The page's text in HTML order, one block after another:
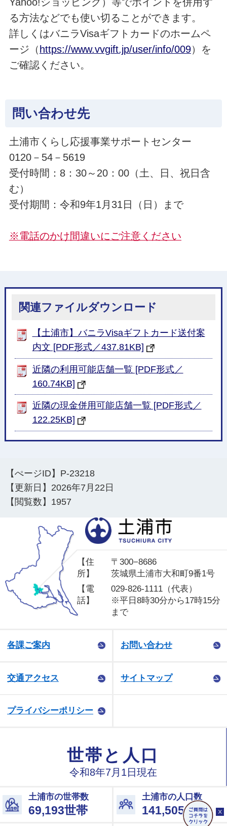
る方法などでも使い切ることができます。
詳しくはバニラVisaギフトカードのホームペ
ージ（ https://www.vvgift.jp/user/info/009）を
ご確認ください。
問い合わせ先
土浦市くらし応援事業サポートセンター
0120－54－5619
受付時間：8：30～20：00（土、日、祝日含
む）
受付期間：令和9年1月31日（日）まで
※電話のかけ間違いにご注意ください
関連ファイルダウンロード
【土浦市】バニラVisaギフトカード送付案
内文 [PDF形式／437.81KB]
近隣の利用可能店舗一覧 [PDF形式／
160.74KB]
近隣の現金併用可能店舗一覧 [PDF形式／
122.25KB]
【ぺージID】 P-23218
【更新日】 2026年7月22日
【閲覧数】 1957
【住
所】
〒300−8686
茨城県土浦市大和町9番1号
【電
話】
029-826-1111（代表）
※平日8時30分から17時15分
まで
各課ご案内 お問い合わせ
交通アクセス サイトマップ
プライバシーポリシー